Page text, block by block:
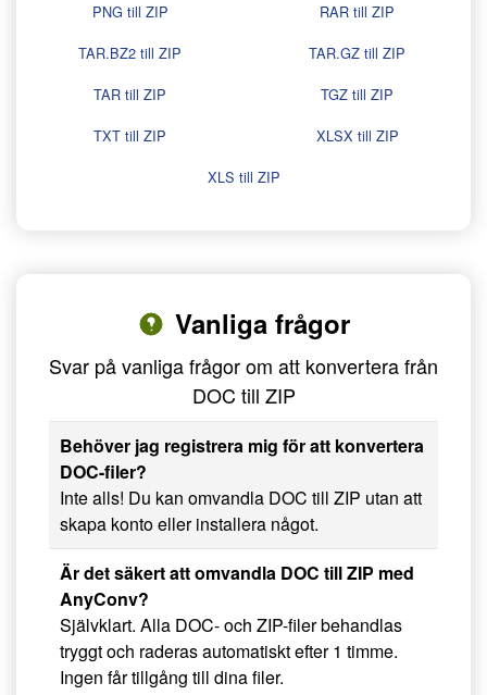
PNG till ZIP
RAR till ZIP
TAR.BZ2 till ZIP
TAR.GZ till ZIP
TAR till ZIP
TGZ till ZIP
TXT till ZIP
XLSX till ZIP
XLS till ZIP
Vanliga frågor
Svar på vanliga frågor om att konvertera från
DOC till ZIP
Behöver jag registrera mig för att konvertera
DOC-filer?
Inte alls! Du kan omvandla DOC till ZIP utan att
skapa konto eller installera något.
Är det säkert att omvandla DOC till ZIP med
AnyConv?
Självklart. Alla DOC- och ZIP-filer behandlas
tryggt och raderas automatiskt efter 1 timme.
Ingen får tillgång till dina filer.